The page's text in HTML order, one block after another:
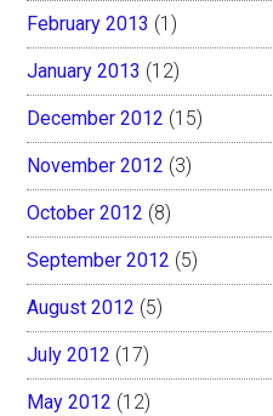
February 2013 (1)
January 2013 (12)
December 2012 (15)
November 2012 (3)
October 2012 (8)
September 2012 (5)
August 2012 (5)
July 2012 (17)
May 2012 (12)